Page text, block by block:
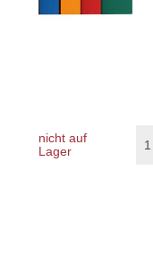
nicht auf
Lager